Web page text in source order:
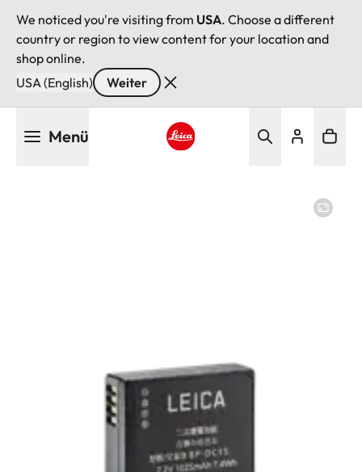
We noticed you're visiting from USA. Choose a different
country or region to view content for your location and
shop online.
USA (English)
Weiter
Menü